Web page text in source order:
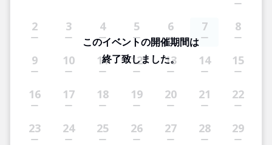
2 3 4 5 6 7 8
9 10 11 12 13 14 15
16 17 18 19 20 21 22
23 24 25 26 27 28 29
このイベントの開催期間は
終了致しました。